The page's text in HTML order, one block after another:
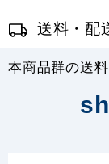
送料・配
本商品群の送